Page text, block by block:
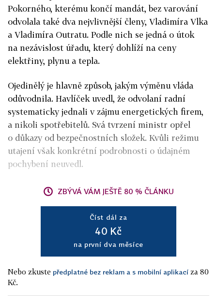
Pokorného, kterému končí mandát, bez varování
odvolala také dva nejvlivnější členy, Vladimíra Vlka
a Vladimíra Outratu. Podle nich se jedná o útok
na nezávislost úřadu, který dohlíží na ceny
elektřiny, plynu a tepla.
Ojedinělý je hlavně způsob, jakým výměnu vláda
odůvodnila. Havlíček uvedl, že odvolaní radní
systematicky jednali v zájmu energetických firem,
a nikoli spotřebitelů. Svá tvrzení ministr opřel
o důkazy od bezpečnostních složek. Kvůli režimu
utajení však konkrétní podrobnosti o údajném
pochybení neuvedl.
ZBÝVÁ VÁM JEŠTĚ 80 % ČLÁNKU
Číst dál za
40 Kč
na první dva měsíce
Nebo zkuste předplatné bez reklam a s mobilní aplikací za 80
Kč.